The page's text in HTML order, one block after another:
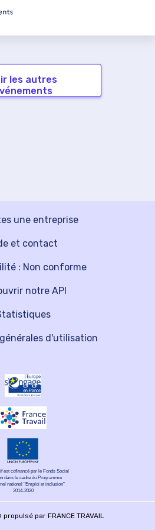
les autres
une entreprise
notre API
et contact
: Non conforme
d'utilisation
est cofinancé par le Fonds Social
dans le cadre du Programme
national "Emploi et inclusion"
2014-2020
par FRANCE TRAVAIL